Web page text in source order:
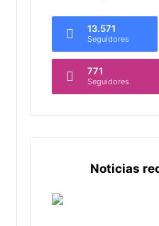
13.571
Seguidores
771
Seguidores
Noticias